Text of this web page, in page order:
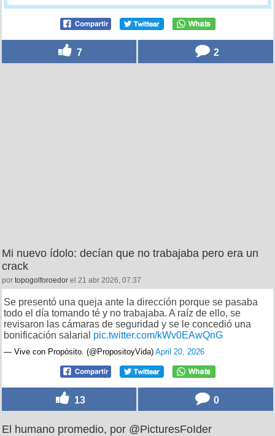
7 2
Mi nuevo ídolo: decían que no trabajaba pero era un
crack
por topogolforoedor el 21 abr 2026, 07:37
Se presentó una queja ante la dirección porque se pasaba
todo el día tomando té y no trabajaba. A raíz de ello, se
revisaron las cámaras de seguridad y se le concedió una
bonificación salarial pic.twitter.com/kWv0EAwQnG
— Vive con Propósito. (@PropositoyVida) April 20, 2026
13 0
El humano promedio, por @PicturesFoIder